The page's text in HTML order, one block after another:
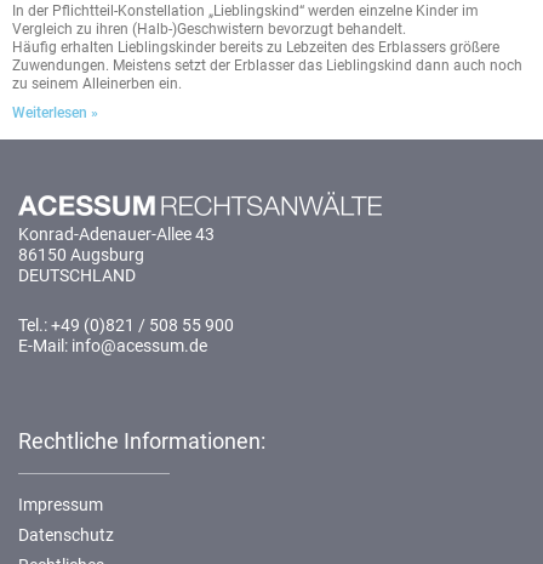
In der Pflichtteil-Konstellation „Lieblingskind“ werden einzelne Kinder im
Vergleich zu ihren (Halb-)Geschwistern bevorzugt behandelt.
Häufig erhalten Lieblingskinder bereits zu Lebzeiten des Erblassers größere
Zuwendungen. Meistens setzt der Erblasser das Lieblingskind dann auch noch
zu seinem Alleinerben ein.
Weiterlesen »
Konrad-Adenauer-Allee 43
86150 Augsburg
DEUTSCHLAND
Tel.: +49 (0)821 / 508 55 900
E-Mail: info@acessum.de
Rechtliche Informationen:
Impressum
Datenschutz